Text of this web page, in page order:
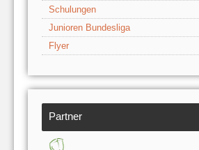
Schulungen
Junioren Bundesliga
Flyer
Partner